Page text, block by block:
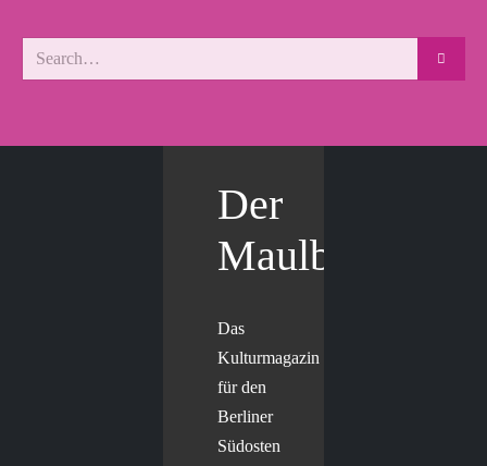
Der
Maulbär
Das
Kulturmagazin
für den
Berliner
Südosten